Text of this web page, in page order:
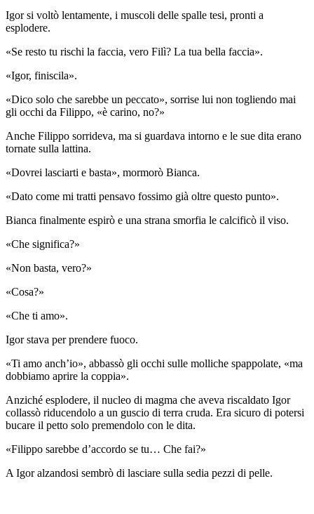
Igor si voltò lentamente, i muscoli delle spalle tesi, pronti a
esplodere.
«Se resto tu rischi la faccia, vero Filì? La tua bella faccia».
«Igor, finiscila».
«Dico solo che sarebbe un peccato», sorrise lui non togliendo mai
gli occhi da Filippo, «è carino, no?»
Anche Filippo sorrideva, ma si guardava intorno e le sue dita erano
tornate sulla lattina.
«Dovrei lasciarti e basta», mormorò Bianca.
«Dato come mi tratti pensavo fossimo già oltre questo punto».
Bianca finalmente espirò e una strana smorfia le calcificò il viso.
«Che significa?»
«Non basta, vero?»
«Cosa?»
«Che ti amo».
Igor stava per prendere fuoco.
«Ti amo anch’io», abbassò gli occhi sulle molliche spappolate, «ma
dobbiamo aprire la coppia».
Anziché esplodere, il nucleo di magma che aveva riscaldato Igor
collassò riducendolo a un guscio di terra cruda. Era sicuro di potersi
bucare il petto solo premendolo con le dita.
«Filippo sarebbe d’accordo se tu… Che fai?»
A Igor alzandosi sembrò di lasciare sulla sedia pezzi di pelle.